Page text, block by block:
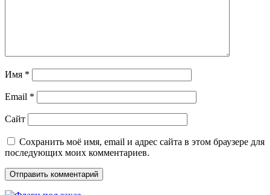
Имя *
Email *
Сайт
Сохранить моё имя, email и адрес сайта в этом браузере для
последующих моих комментариев.